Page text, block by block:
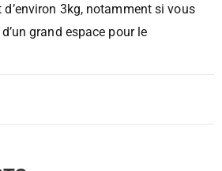
3kg, notamment si vous
grand espace pour le